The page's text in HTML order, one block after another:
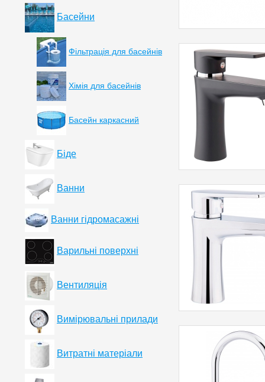
Басейни
Фільтрація для басейнів
Хімія для басейнів
Басейн каркасний
Біде
Ванни
Ванни гідромасажні
Варильні поверхні
Вентиляція
Вимірювальні прилади
Витратні матеріали